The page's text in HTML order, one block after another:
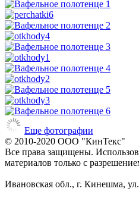
Еще фотографии
© 2010-2020 ООО "КинТекс"
Все права защищены.
материалов только с
Ивановская обл., г. Кинешма,